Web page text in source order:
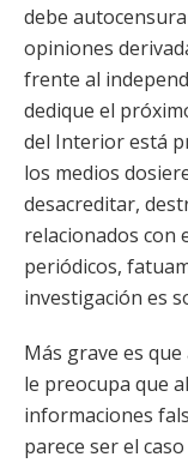
debe
opiniones
frente al
dedique el
del Interior está
los medios
desacreditar,
relacionados con
periódicos,
investigación es
Más grave es
le preocupa que
informaciones
parece ser el